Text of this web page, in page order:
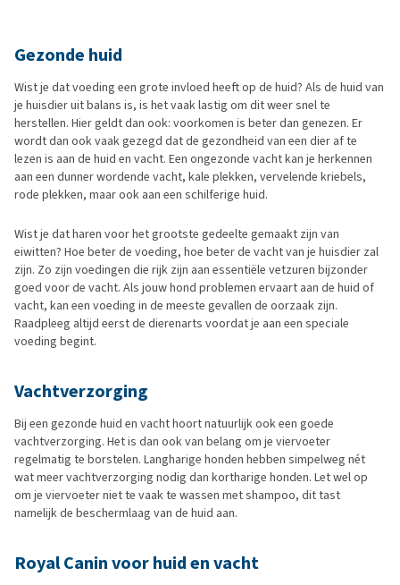
Gezonde huid
Wist je dat voeding een grote invloed heeft op de huid? Als de huid van
je huisdier uit balans is, is het vaak lastig om dit weer snel te
herstellen. Hier geldt dan ook: voorkomen is beter dan genezen. Er
wordt dan ook vaak gezegd dat de gezondheid van een dier af te
lezen is aan de huid en vacht. Een ongezonde vacht kan je herkennen
aan een dunner wordende vacht, kale plekken, vervelende kriebels,
rode plekken, maar ook aan een schilferige huid.
Wist je dat haren voor het grootste gedeelte gemaakt zijn van
eiwitten? Hoe beter de voeding, hoe beter de vacht van je huisdier zal
zijn. Zo zijn voedingen die rijk zijn aan essentiële vetzuren bijzonder
goed voor de vacht. Als jouw hond problemen ervaart aan de huid of
vacht, kan een voeding in de meeste gevallen de oorzaak zijn.
Raadpleeg altijd eerst de dierenarts voordat je aan een speciale
voeding begint.
Vachtverzorging
Bij een gezonde huid en vacht hoort natuurlijk ook een goede
vachtverzorging. Het is dan ook van belang om je viervoeter
regelmatig te borstelen. Langharige honden hebben simpelweg nét
wat meer vachtverzorging nodig dan kortharige honden. Let wel op
om je viervoeter niet te vaak te wassen met shampoo, dit tast
namelijk de beschermlaag van de huid aan.
Royal Canin voor huid en vacht